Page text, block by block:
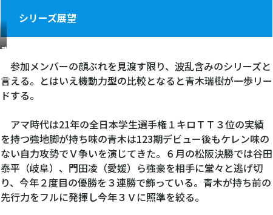
シリーズ展望
青
瑞
樹
参加メンバーの顔ぶれを見渡す限り、波乱含みのシリーズと
言える。とはいえ機動力型の比較となると青木瑞樹が一歩リー
ドする。
アマ時代は21年の全日本学生選手権１キロＴＴ３位の実績
を持つ強地脚が持ち味の青木は123期デビュー後もケレン味の
ない自力攻勢でＶ争いを演じてきた。６月の松阪決勝では谷田
泰平（岐阜）、門田凌（愛媛）ら強豪を相手に堂々と逃げ切
り、今年２度目の優勝を３連勝で飾っている。青木が持ち前の
先行力をフルに発揮し今年３Ｖに照準を絞る。